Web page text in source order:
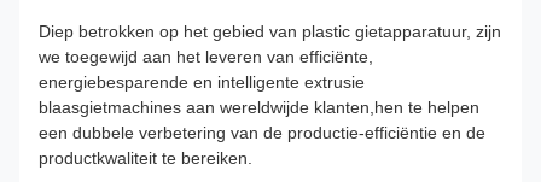
Diep betrokken op het gebied van plastic gietapparatuur, zijn
we toegewijd aan het leveren van efficiënte,
energiebesparende en intelligente extrusie
blaasgietmachines aan wereldwijde klanten,hen te helpen
een dubbele verbetering van de productie-efficiëntie en de
productkwaliteit te bereiken.